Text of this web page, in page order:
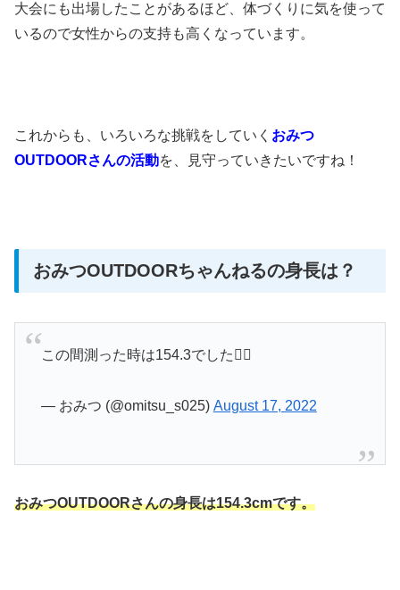
大会にも出場したことがあるほど、体づくりに気を使って
いるので女性からの支持も高くなっています。
これからも、いろいろな挑戦をしていく おみつ
OUTDOORさんの活動を、見守っていきたいですね！
おみつOUTDOORちゃんねるの身長は？
この間測った時は154.3でした🙇‍♀️
— おみつ (@omitsu_s025) August 17, 2022
おみつOUTDOORさんの身長は154.3cmです。